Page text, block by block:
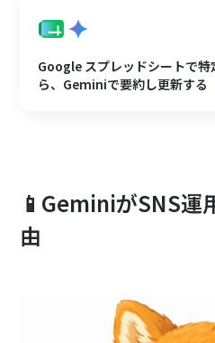
Google スプレッドシートで特
ら、Geminiで要約し更新する
📱GeminiがSNS運
由